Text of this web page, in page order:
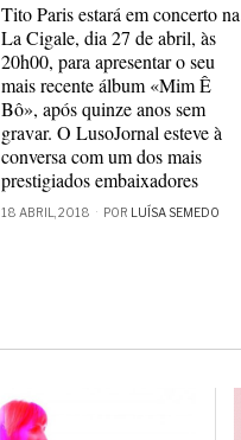
Tito Paris estará em concerto na
La Cigale, dia 27 de abril, às
20h00, para apresentar o seu
mais recente álbum «Mim Ê
Bô», após quinze anos sem
gravar. O LusoJornal esteve à
conversa com um dos mais
prestigiados embaixadores
18 ABRIL, 2018 POR LUÍSA SEMEDO